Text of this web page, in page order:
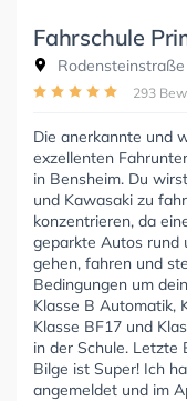
Fahrschule
293
Die anerkannte und
exzellenten
in Bensheim. Du
und Kawasaki zu
konzentrieren, da
geparkte Autos rund
gehen, fahren und
Bedingungen um
Klasse B Automatik,
Klasse BF17 und
in der Schule. Letzte
Bilge ist Super! Ich
angemeldet und im